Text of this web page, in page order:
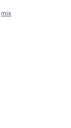
mix